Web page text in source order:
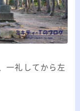
一礼してから左